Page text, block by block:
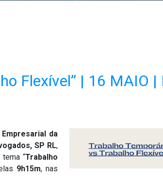
Flexível” | 16 MAIO |
da
SP RL,
“Trabalho
9h15m, nas